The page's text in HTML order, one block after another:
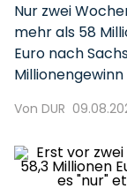
Nur zwei
mehr als 58
Euro nach
Von DUR